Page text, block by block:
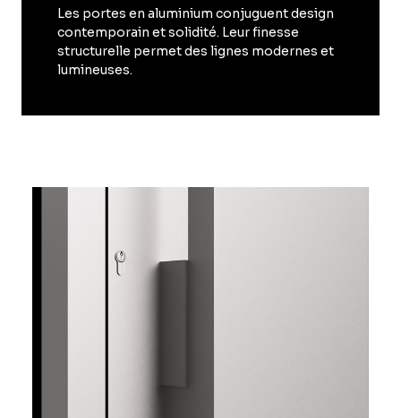
Les portes en aluminium conjuguent design
contemporain et solidité. Leur finesse
structurelle permet des lignes modernes et
lumineuses.